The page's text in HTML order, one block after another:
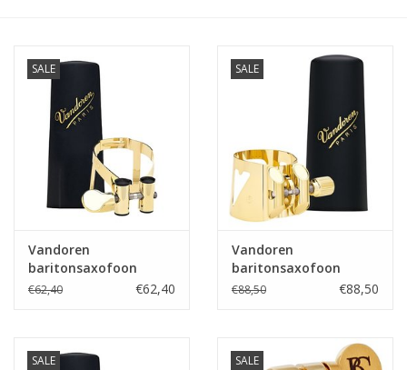
SALE
Vandoren
baritonsaxofoon
rietbinder M/O V16
€62,40 €62,40
SALE
Vandoren
baritonsaxofoon
rietbinder Optimum
€88,50 €88,50
SALE SALE